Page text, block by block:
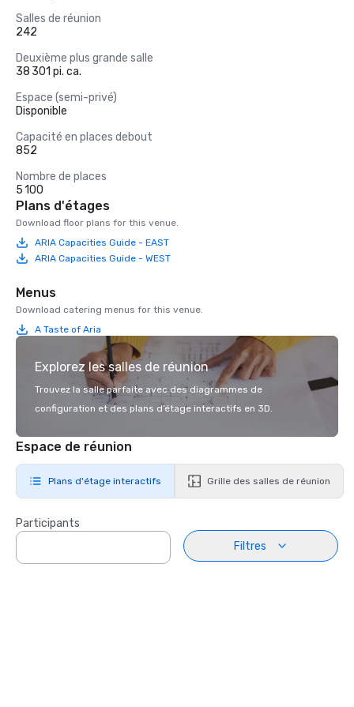
Salles de réunion
242
Deuxième plus grande salle
38 301 pi. ca.
Espace (semi-privé)
Disponible
Capacité en places debout
852
Nombre de places
5 100
Plans d'étages
Download floor plans for this venue.
ARIA Capacities Guide - EAST
ARIA Capacities Guide - WEST
Menus
Download catering menus for this venue.
A Taste of Aria
Explorez les salles de réunion
Trouvez la salle parfaite avec des diagrammes de
configuration et des plans d’étage interactifs en 3D.
Espace de réunion
Plans d'étage interactifs Grille des salles de réunion
Participants
Filtres